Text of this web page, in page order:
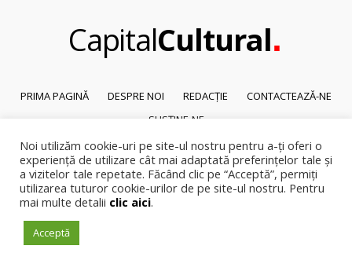
CapitalCultural.
PRIMA PAGINĂ DESPRE NOI REDACȚIE
CONTACTEAZĂ-NE
SUSȚINE-NE
© 2026Capital Cultural
Reproducerea integrală sau parțială a textelor sau a ilustrațiilor din orice
pagină a site-ului este posibilă numai cu acordul prealabil scris al Capital
Noi utilizăm cookie-uri pe site-ul nostru pentru a-ți oferi o
experiență de utilizare cât mai adaptată preferințelor tale și
a vizitelor tale repetate. Făcând clic pe “Acceptă”, permiți
utilizarea tuturor cookie-urilor de pe site-ul nostru. Pentru
mai multe detalii clic aici.
Acceptă